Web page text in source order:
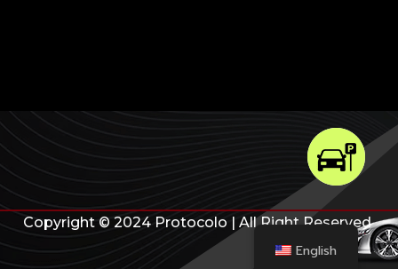
Copyright © 2024 Protocolo | All Right Reserved
English